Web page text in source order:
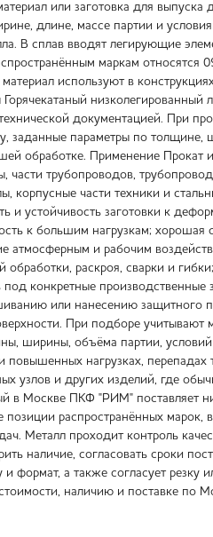
или заготовка для
длине, массе партии и
В сплав вводят легирующие
маркам
используют в
документацией. При
заданные параметры по толщине,
обработке. Применение Прокат
части трубопроводов,
части техники и
и устойчивость заготовки к
к большим нагрузкам; хорошая
атмосферным и рабочим
раскроя, сварки и
конкретные производственные
или нанесению защитного
При подборе учитывают
ширины, объёма партии,
нагрузках, перепадах
и других изделий, где
в Москве ПКФ "РИМ" поставляет
позиции распространённых
Металл проходит контроль
наличие, согласовать сроки
а также согласует резку
наличию и поставке по